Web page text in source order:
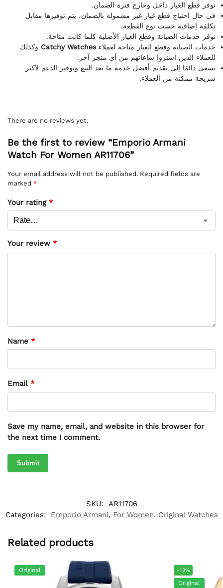
نوفر قطع الغيار داخل وخارج فترة الضمان.
في حال احتياج قطع غيار غير مشمولة بالضمان، يتم توفيرها مقابل
تكلفة إضافية حسب نوع القطعة.
نوفر خدمات الصيانة وقطع الغيار الأصلية كلما كانت متاحة.
خدمات الصيانة وقطع الغيار متاحة لعملاءCatchy Watches وكذلك
للعملاء الذين اشتروا ساعاتهم من أي متجر آخر.
نسعى دائمًا إلى تقديم أفضل خدمة ما بعد البيع وتوفير الدعم لأكبر
شريحة ممكنة من العملاء.
There are no reviews yet.
Be the first to review “Emporio Armani
Watch For Women AR11706”
Your email address will not be published. Required fields are
marked *
Your rating *
Your review *
Name *
Email *
Save my name, email, and website in this browser for
the next time I comment.
SKU: AR11706
Categories:
Emporio Armani, For Women, Original Watches
Related products
Original -12%
Original